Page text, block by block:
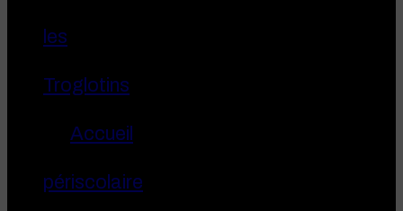
les
Troglotins
Accueil
périscolaire